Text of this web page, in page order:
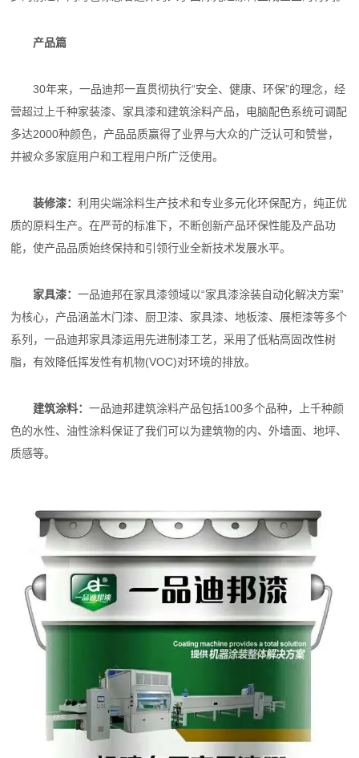
产品篇
30年来，一品迪邦一直贯彻执行“安全、健康、环保”的理念，经
营超过上千种家装漆、家具漆和建筑涂料产品，电脑配色系统可调配
多达2000种颜色，产品品质赢得了业界与大众的广泛认可和赞誉，
并被众多家庭用户和工程用户所广泛使用。
装修漆：利用尖端涂料生产技术和专业多元化环保配方，纯正优
质的原料生产。在严苛的标准下，不断创新产品环保性能及产品功
能，使产品品质始终保持和引领行业全新技术发展水平。
家具漆：一品迪邦在家具漆领域以“家具漆涂装自动化解决方案”
为核心，产品涵盖木门漆、厨卫漆、家具漆、地板漆、展柜漆等多个
系列，一品迪邦家具漆运用先进制漆工艺，采用了低粘高固改性树
脂，有效降低挥发性有机物(VOC)对环境的排放。
建筑涂料：一品迪邦建筑涂料产品包括100多个品种，上千种颜
色的水性、油性涂料保证了我们可以为建筑物的内、外墙面、地坪、
质感等。